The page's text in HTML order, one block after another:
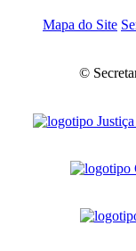
Mapa do Site
©